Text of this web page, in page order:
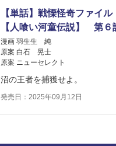
【単話】戦慄怪奇ファイル
【人喰い河童伝説】 第６
漫画 羽生生 純
原案 白石 晃士
原案 ニューセレクト
沼の王者を捕獲せよ。
発売日：2025年09月12日